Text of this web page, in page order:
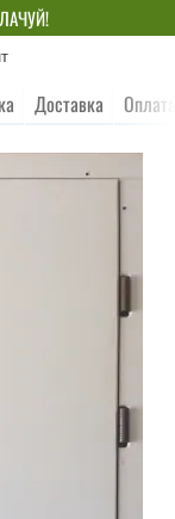
Доставка Оплата